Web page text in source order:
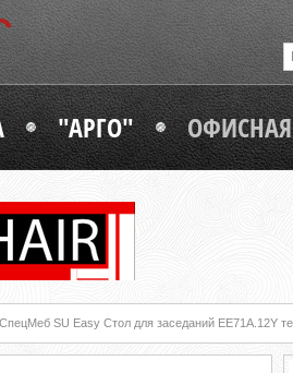
"АРГО"
СпецМеб SU Easy Стол для заседаний EE71A.12Y